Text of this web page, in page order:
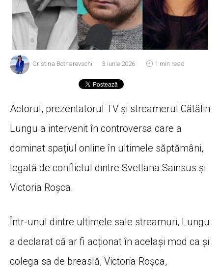
Cristina Botnarevschi 3 iunie 2026 1 min read
Actorul, prezentatorul TV și streamerul Cătălin
Lungu a intervenit în controversa care a
dominat spațiul online în ultimele săptămâni,
legată de conflictul dintre Svetlana Sainsus și
Victoria Roșca.
Într-unul dintre ultimele sale streamuri, Lungu
a declarat că ar fi acționat în același mod ca și
colega sa de breaslă, Victoria Roșca,